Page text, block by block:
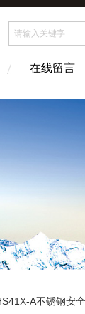
在线留言
A不锈钢安全